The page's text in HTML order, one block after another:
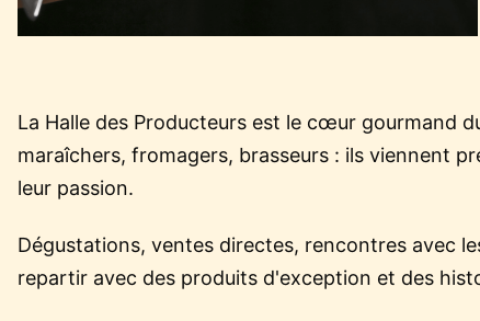
La Halle des Producteurs est le cœur gourmand
maraîchers, fromagers, brasseurs : ils viennent
leur passion.
Dégustations, ventes directes, rencontres avec
repartir avec des produits d'exception et des